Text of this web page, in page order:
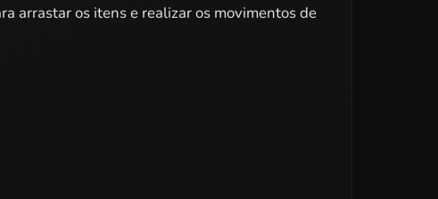
arrastar os itens e realizar os movimentos de